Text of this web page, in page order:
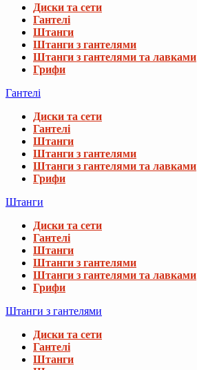
Диски та сети
Гантелі
Штанги
Штанги з гантелями
Штанги з гантелями та лавками
Грифи
Гантелі
Диски та сети
Гантелі
Штанги
Штанги з гантелями
Штанги з гантелями та лавками
Грифи
Штанги
Диски та сети
Гантелі
Штанги
Штанги з гантелями
Штанги з гантелями та лавками
Грифи
Штанги з гантелями
Диски та сети
Гантелі
Штанги